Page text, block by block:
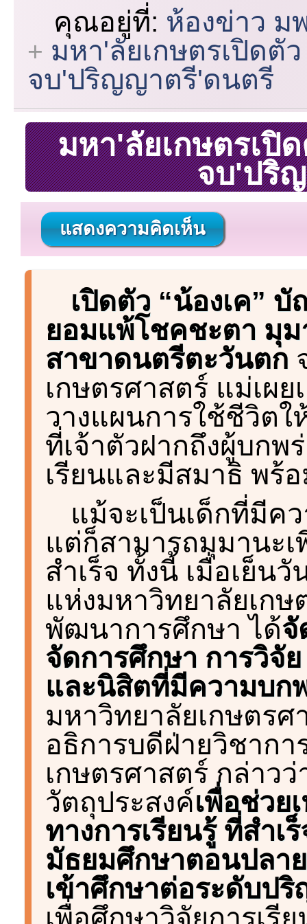
คุณอยู่ที่: ห้องข่าว ม
มหา'ลัยเกษตรเปิดตั
จบ'ปริญญาตรี'ดนตรี
มหา'ลัยเกษตรเปิ
จบ'ปริ
แสดงความคิดเห็น
เปิดตัว “น้องเค”
ยอมแพ้โชคชะตา มุ
สาขาดนตรีตะวันตก
เกษตรศาสตร์ แม่เผ
วางแผนการใช้ชีวิต
ที่เจ้าตัวฝากถึงผู้บกพ
เรียนและมีสมาธิ พร้
แม้จะเป็นเด็กที่มีค
แต่ก็สามารถมุมานะเ
สำเร็จ ทั้งนี้ เมื่อเย็น
แห่งมหาวิทยาลัยเก
พัฒนาการศึกษา ได้จั
จัดการศึกษา การวิจั
และนิสิตที่มีความบก
มหาวิทยาลัยเกษตรศ
อธิการบดีฝ่ายวิชากา
เกษตรศาสตร์ กล่าว
วัตถุประสงค์เพื่อช่วย
ทางการเรียนรู้ ที่สำเ
มัธยมศึกษาตอนปลา
เข้าศึกษาต่อระดับป
เพื่อศึกษาวิจัยการเ